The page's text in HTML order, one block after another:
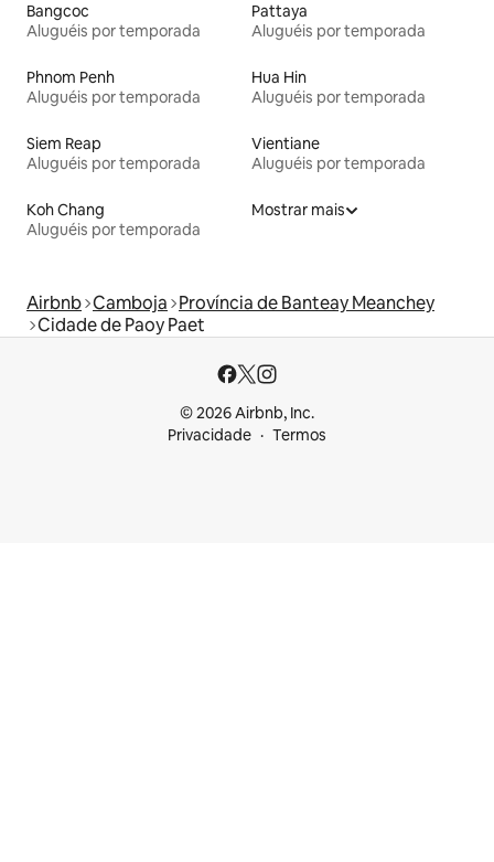
Bangcoc
Aluguéis por temporada
Pattaya
Aluguéis por temporada
Phnom Penh
Aluguéis por temporada
Hua Hin
Aluguéis por temporada
Siem Reap
Aluguéis por temporada
Vientiane
Aluguéis por temporada
Koh Chang
Aluguéis por temporada
Mostrar mais
Airbnb Camboja Província de Banteay Meanchey
Cidade de Paoy Paet
© 2026 Airbnb, Inc.
Privacidade
Termos